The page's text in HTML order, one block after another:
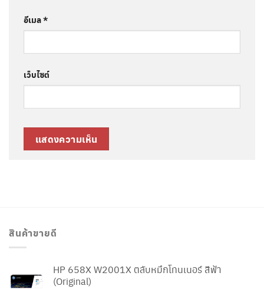
อีเมล*
เว็บไซต์
สินค้าขายดี
HP 658X W2001X ตลับหมึกโทนเนอร์ สีฟ้า
(Original)